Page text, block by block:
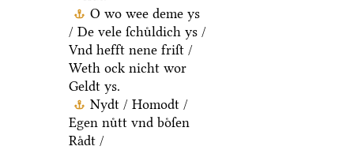
O wo wee deme ys
/ De vele ſchuͤldich ys /
Vnd hefft nene friſt /
Weth ock nicht wor
Geldt ys.
Nydt / Homodt /
Egen nuͤtt vnd boͤſen
Raͤdt /